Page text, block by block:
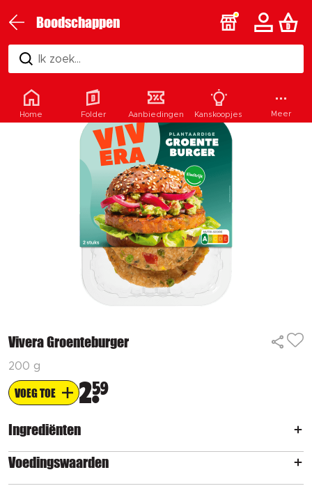
Boodschappen
Ik zoek...
Vivera Groenteburger
200 g
VOEG TOE 259
Ingrediënten
Voedingswaarden
Home Folder Aanbiedingen Kanskoopjes Meer